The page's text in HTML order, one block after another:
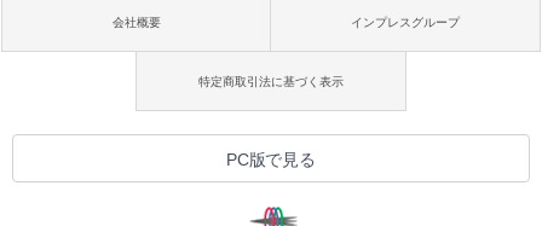
会社概要 インプレスグループ
特定商取引法に基づく表示
PC版で見る